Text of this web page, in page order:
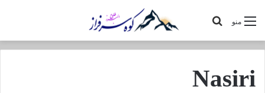
منو
Nasiri